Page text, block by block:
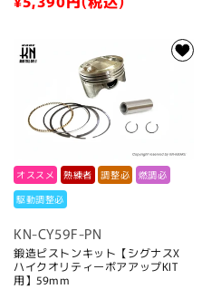
価
格
オススメ 熟練者 調整必
燃調必
駆動調整必
KN-CY59F-PN
鍛造ピストンキット【シグナスX
ハイクオリティーボアアップKIT
用】59mm